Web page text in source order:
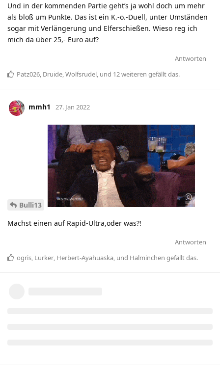
Und in der kommenden Partie geht’s ja wohl doch um mehr
als bloß um Punkte. Das ist ein K.-o.-Duell, unter Umständen
sogar mit Verlängerung und Elferschießen. Wieso reg ich
mich da über 25,- Euro auf?
Antworten
Patz026 Druide Wolfsrudel , und 12weiteren gefällt das.
mmh1 27. Jan 2022
Bulli13
Machst einen auf Rapid-Ultra,oder was?!
Antworten
ogris, Lurker, Herbert-Ayahuaska, und Halminchen gefällt das.